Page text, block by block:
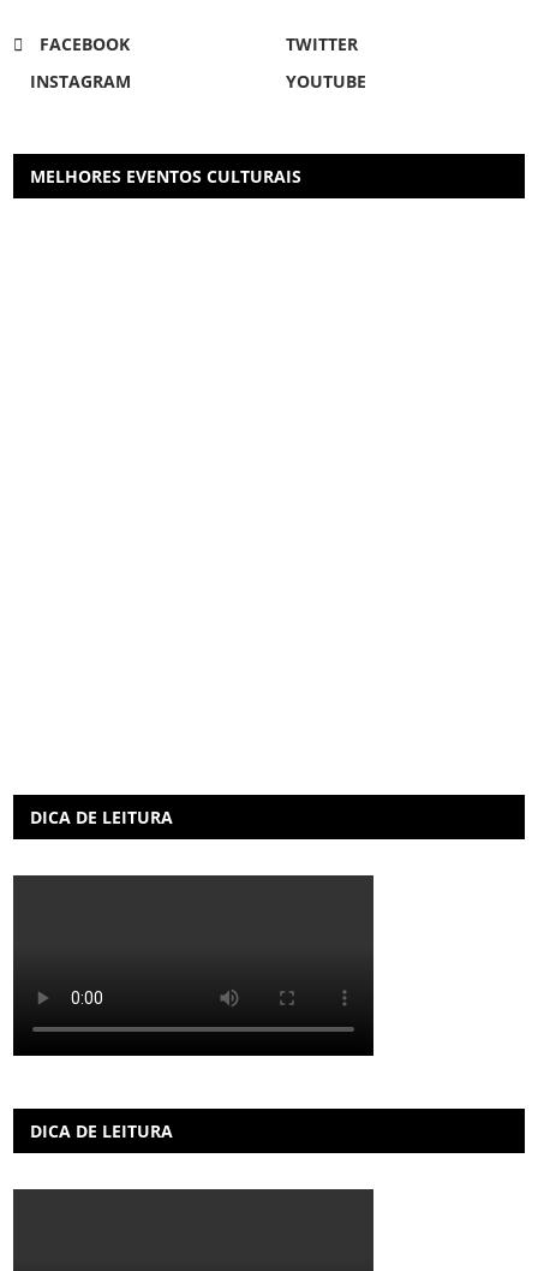
FACEBOOK
TWITTER
INSTAGRAM
YOUTUBE
MELHORES EVENTOS CULTURAIS
DICA DE LEITURA
DICA DE LEITURA